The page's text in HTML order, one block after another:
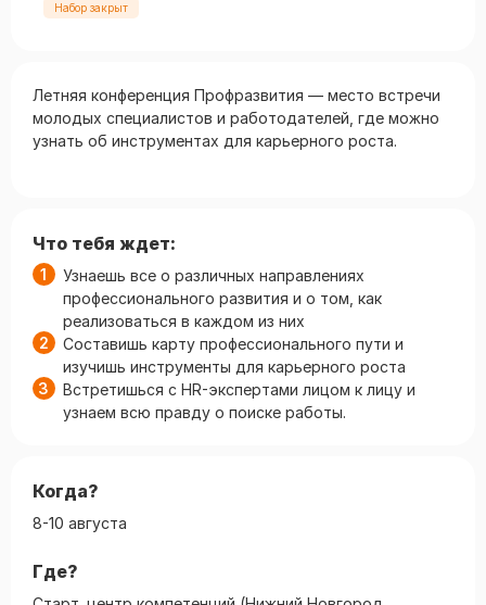
Набор закрыт
Летняя конференция Профразвития — место встречи
молодых специалистов и работодателей, где можно
узнать об инструментах для карьерного роста.
Что тебя ждет:
Узнаешь все о различных направлениях
профессионального развития и о том, как
реализоваться в каждом из них
Составишь карту профессионального пути и
изучишь инструменты для карьерного роста
Встретишься с HR-экспертами лицом к лицу и
узнаем всю правду о поиске работы.
Когда?
8-10 августа
Где?